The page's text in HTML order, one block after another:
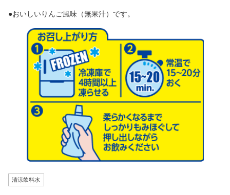
●おいしいりんご風味（無果汁）です。
清涼飲料水